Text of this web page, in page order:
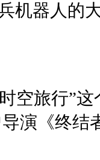
机器人
空旅行”
演《终结